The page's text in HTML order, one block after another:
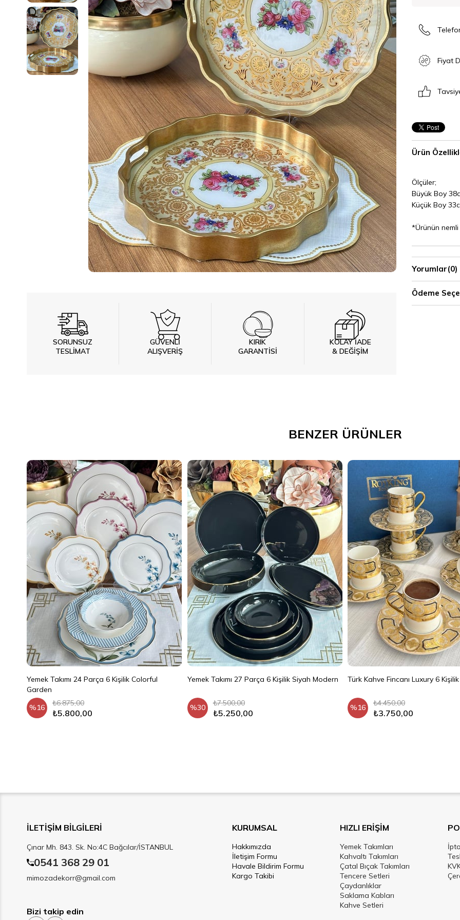
SORUNSUZ
TESLİMAT
GÜVENLİ
ALIŞVERİŞ
KIRIK
GARANTİSİ
KOLAY İADE
& DEĞİŞİM
Fiyat
Ürün
Ölçüler;
Büyük Boy
Küçük Boy
*Ürünün
Yorumlar(0)
Ödeme
BENZER ÜRÜNLER
Yemek Takımı 24 Parça 6 Kişilik Colorful
Garden
%16
₺5.800,00
₺6.875,00
Yemek Takımı 27 Parça 6 Kişilik Siyah Modern
%30
₺5.250,00
₺7.500,00
Türk Kahve Fincanı Luxury 6
%16
₺3.750,00
₺4.450,00
İLETİŞİM BİLGİLERİ
Çınar Mh. 843. Sk. No:4C Bağcılar/İSTANBUL
0541 368 29 01
mimozadekorr@gmail.com
Bizi takip edin
KURUMSAL
Hakkımızda
İletişim Formu
Havale Bildirim Formu
Kargo Takibi
HIZLI ERİŞİM
Yemek Takımları
Kahvaltı Takımları
Çatal Bıçak Takımları
Tencere Setleri
Çaydanlıklar
Saklama Kabları
Kahve Setleri